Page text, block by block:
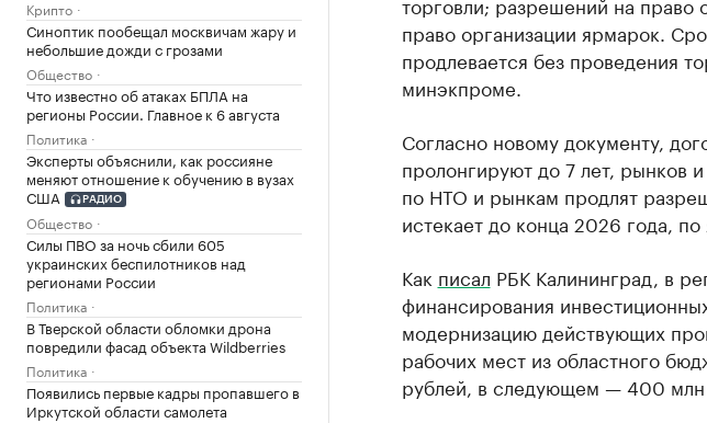
Крипто
Синоптик пообещал москвичам жару и
небольшие дожди с грозами
Общество
Что известно об атаках БПЛА на
регионы России. Главное к 6 августа
Политика
Эксперты объяснили, как россияне
меняют отношение к обучению в вузах
США
РАДИО
Общество
Силы ПВО за ночь сбили 605
украинских беспилотников над
регионами России
Политика
В Тверской области обломки дрона
повредили фасад объекта Wildberries
Политика
Появились первые кадры пропавшего в
Иркутской области самолета
право организации ярмарок.
продлевается без проведения
минэкпроме.
Согласно новому документу,
пролонгируют до 7 лет, рынков
по НТО и рынкам продлят
истекает до конца 2026 года,
Как писал РБК Калининград, в
финансирования
модернизацию действующих
рабочих мест из областного
рублей, в следующем — 400 млн